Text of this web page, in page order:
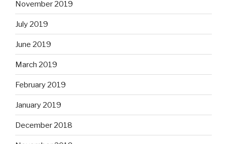
November 2019
July 2019
June 2019
March 2019
February 2019
January 2019
December 2018